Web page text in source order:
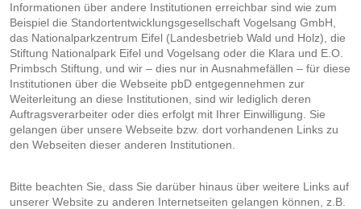
Informationen über andere Institutionen erreichbar sind wie zum
Beispiel die Standortentwicklungsgesellschaft Vogelsang GmbH,
das Nationalparkzentrum Eifel (Landesbetrieb Wald und Holz), die
Stiftung Nationalpark Eifel und Vogelsang oder die Klara und E.O.
Primbsch Stiftung, und wir – dies nur in Ausnahmefällen – für diese
Institutionen über die Webseite pbD entgegennehmen zur
Weiterleitung an diese Institutionen, sind wir lediglich deren
Auftragsverarbeiter oder dies erfolgt mit Ihrer Einwilligung. Sie
gelangen über unsere Webseite bzw. dort vorhandenen Links zu
den Webseiten dieser anderen Institutionen.
Bitte beachten Sie, dass Sie darüber hinaus über weitere Links auf
unserer Website zu anderen Internetseiten gelangen können, z.B.